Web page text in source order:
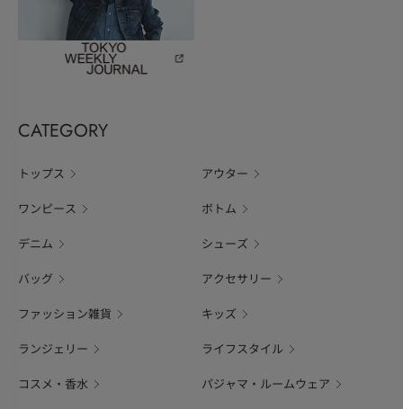
CATEGORY
トップス アウター
ワンピース ボトム
デニム シューズ
バッグ アクセサリー
ファッション雑貨 キッズ
ランジェリー ライフスタイル
コスメ・香水 パジャマ・ルームウェア